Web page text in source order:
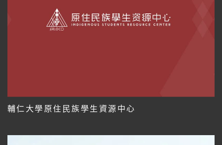
輔仁大學原住民族學生資源中心